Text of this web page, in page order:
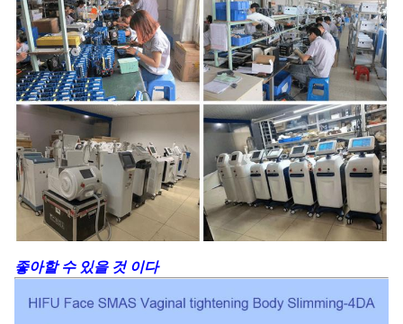
좋아할 수 있을 것 이다